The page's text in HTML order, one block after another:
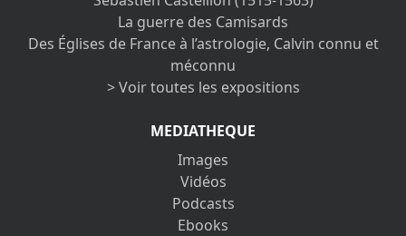
La guerre des Camisards
Des Églises de France à l’astrologie, Calvin connu et
méconnu
> Voir toutes les expositions
MEDIATHEQUE
Images
Vidéos
Podcasts
Ebooks